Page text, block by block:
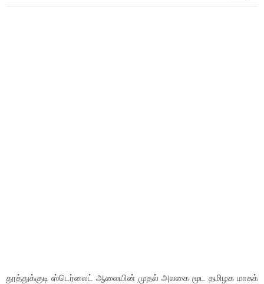
தூத்துக்குடி ஸ்டெர்லைட் ஆலையின் முதல் அலகை மூட தமிழக மாசுக்